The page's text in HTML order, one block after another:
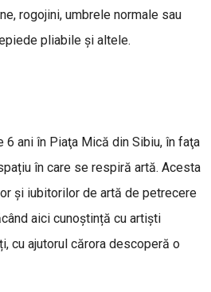
rogojini, umbrele normale sau
pliabile și altele.
6 ani în Piaţa Mică din Sibiu, în faţa
în care se respiră artă. Acesta
și iubitorilor de artă de petrecere
aici cunoștință cu artiști
cu ajutorul cărora descoperă o